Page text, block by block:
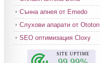
2017-10 (3)
2017-08(3)
2017-07(1)
2017-06(2)
2017-05(4)
Сънна апнея от Emedo
Слухови апарати от Ototon
SEO оптимизация Cloxy